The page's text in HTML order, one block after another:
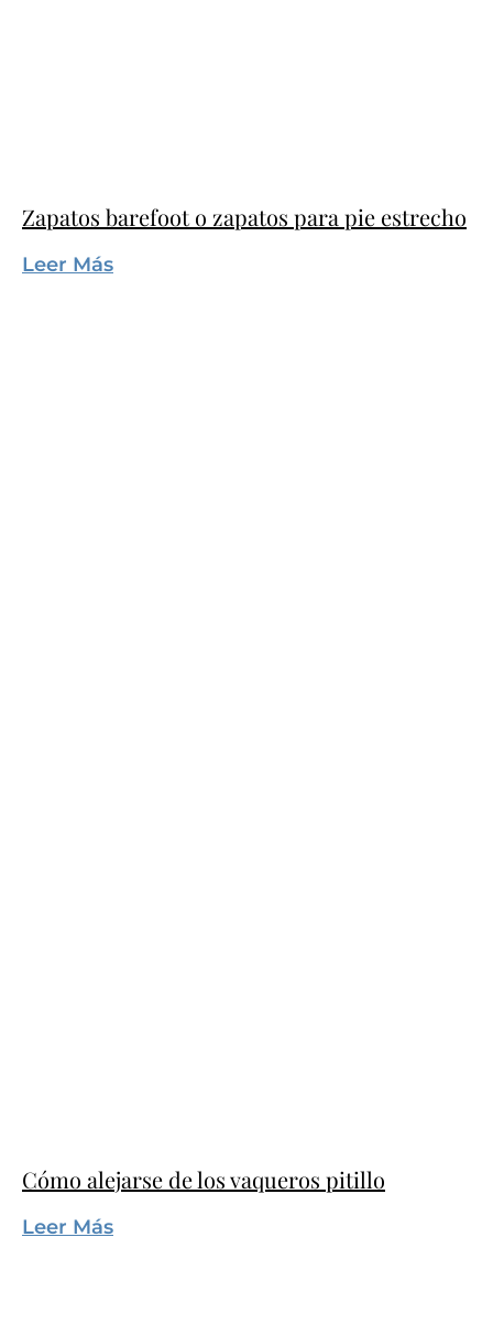
Zapatos barefoot o zapatos para pie estrecho
Leer Más
Cómo alejarse de los vaqueros pitillo
Leer Más